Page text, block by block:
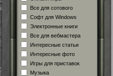
Все для сотового
Софт для Windows
Электронные книги
Все для вебмастера
Интересные статьи
Интересные фото
Игры для приставок
Музыка